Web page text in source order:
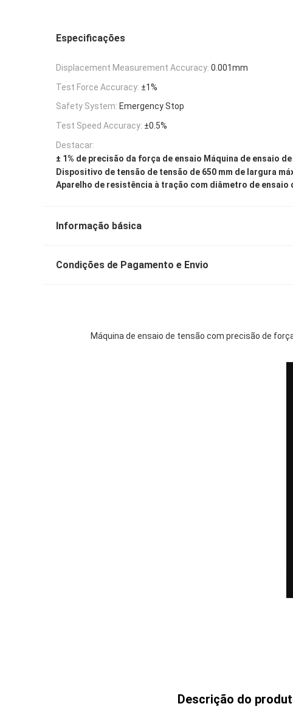
Especificações
Displacement Measurement Accuracy: 0.001mm
Test Force Accuracy: ±1%
Safety System: Emergency Stop
Test Speed Accuracy: ±0.5%
Destacar:
± 1% de precisão da força de ensaio Máquina de ensaio
Dispositivo de tensão de tensão de 650 mm de largura
Aparelho de resistência à tração com diâmetro de ensaio
Informação básica
Condições de Pagamento e Envio
Máquina de ensaio de tensão com precisão de
Descrição do